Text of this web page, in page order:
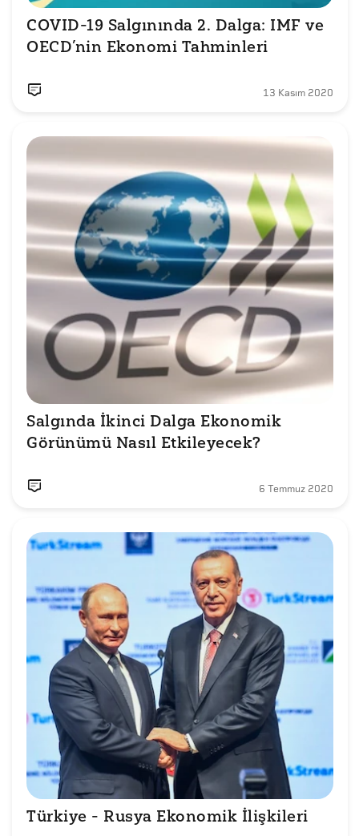
COVID-19 Salgınında 2. Dalga: IMF ve
OECD’nin Ekonomi Tahminleri
13 Kasım 2020
Salgında İkinci Dalga Ekonomik
Görünümü Nasıl Etkileyecek?
6 Temmuz 2020